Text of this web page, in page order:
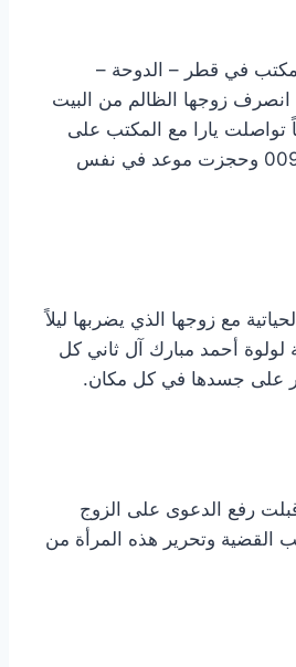
في قطر – الدوحة –
زوجها الظالم من البيت
تواصلت يارا مع المكتب على
الرقم 0097471734455 وحجزت موعد في نفس
مع زوجها الذي يضربها ليلاً
لولوة أحمد مبارك آل ثاني كل
على جسدها في كل مكان.
رفع الدعوى على الزوج
القضية وتحرير هذه المرأة من